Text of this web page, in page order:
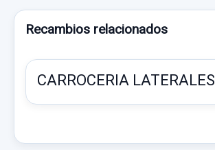
Recambios relacionados
CARROCERIA LATERALES